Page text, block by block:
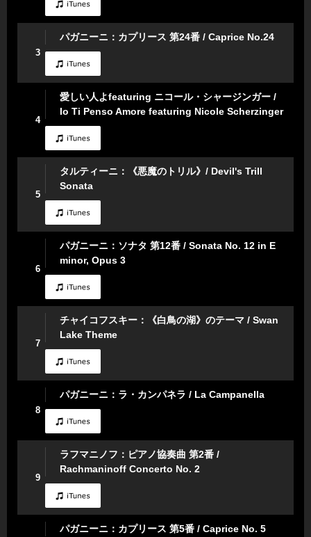
3
パガニーニ：カプリース 第24番 / Caprice No.24
4
愛しい人よfeaturing ニコール・シャージンガー /
Io Ti Penso Amore featuring Nicole Scherzinger
5
タルティーニ：《悪魔のトリル》/ Devil's Trill
Sonata
6
パガニーニ：ソナタ 第12番 / Sonata No. 12 in E
minor, Opus 3
7
チャイコフスキー：《白鳥の湖》のテーマ / Swan
Lake Theme
8
パガニーニ：ラ・カンパネラ / La Campanella
9
ラフマニノフ：ピアノ協奏曲 第2番 /
Rachmaninoff Concerto No. 2
パガニーニ：カプリース 第5番 / Caprice No. 5